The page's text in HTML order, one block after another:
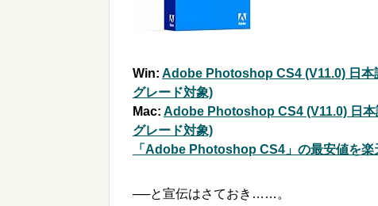
Win: Adobe Photoshop CS4 (V11.0) 日
グレード対象)
Mac: Adobe Photoshop CS4 (V11.0) 日
グレード対象)
「Adobe Photoshop CS4」の最安値を楽
──と宣伝はさておき……。